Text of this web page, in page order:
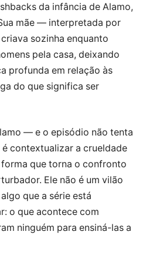
da infância de Alamo,
mãe — interpretada por
sozinha enquanto
pela casa, deixando
profunda em relação às
do que significa ser
— e o episódio não tenta
contextualizar a crueldade
que torna o confronto
Ele não é um vilão
que a série está
o que acontece com
ninguém para ensiná-las a